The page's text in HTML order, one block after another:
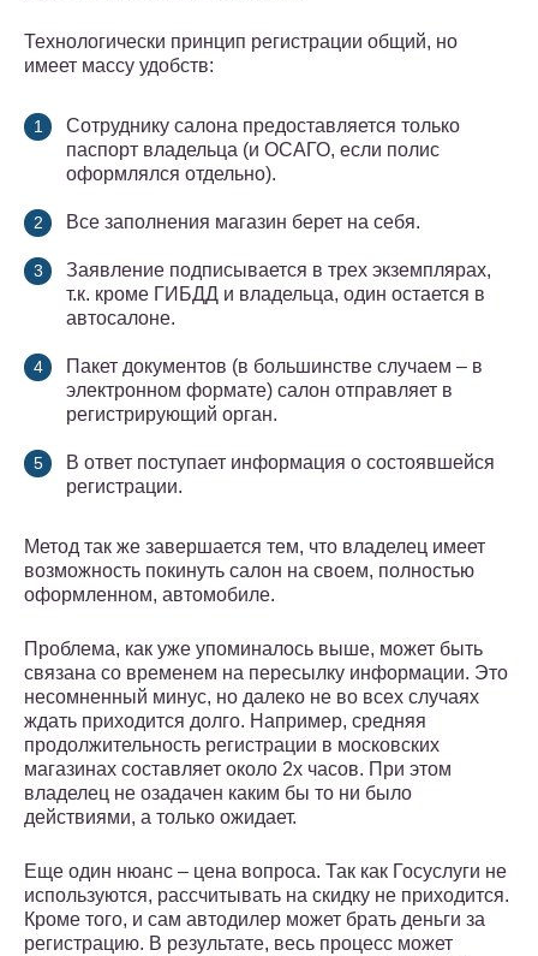
Технологически принцип регистрации общий, но
имеет массу удобств:
Сотруднику салона предоставляется только
паспорт владельца (и ОСАГО, если полис
оформлялся отдельно).
Все заполнения магазин берет на себя.
Заявление подписывается в трех экземплярах,
т.к. кроме ГИБДД и владельца, один остается в
автосалоне.
Пакет документов (в большинстве случаем – в
электронном формате) салон отправляет в
регистрирующий орган.
В ответ поступает информация о состоявшейся
регистрации.
Метод так же завершается тем, что владелец имеет
возможность покинуть салон на своем, полностью
оформленном, автомобиле.
Проблема, как уже упоминалось выше, может быть
связана со временем на пересылку информации. Это
несомненный минус, но далеко не во всех случаях
ждать приходится долго. Например, средняя
продолжительность регистрации в московских
магазинах составляет около 2х часов. При этом
владелец не озадачен каким бы то ни было
действиями, а только ожидает.
Еще один нюанс – цена вопроса. Так как Госуслуги не
используются, рассчитывать на скидку не приходится.
Кроме того, и сам автодилер может брать деньги за
регистрацию. В результате, весь процесс может